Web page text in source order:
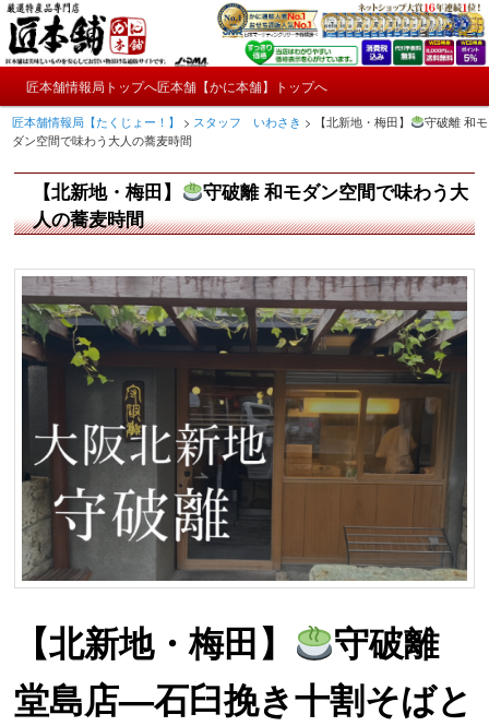
メ
イ
ン
ン
テ
ン
匠本舗情報局【たくじょー！】
かにやおせちについてのおもしろ情報や興味深い記事をお届けします。
ン
メ
メ
イ
ン
コ
テ
ン
移
動
匠本舗情報局トップへ匠本舗【かに本舗】トップへ
匠本舗情報局【たくじょー！】 > スタッフ いわさき > 【北新地・梅田】
守破離 和モ
ダン空間で味わう大人の蕎麦時間
【北新地・梅田】
守破離 和モダン空間で味わう大
人の蕎麦時間
【北新地・梅田】
守破離
堂島店—石臼挽き十割そばと